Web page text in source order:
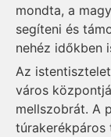
mondta, a
segíteni és
nehéz időkben
Az
város
mellszobrát. A
túrakerékpáros